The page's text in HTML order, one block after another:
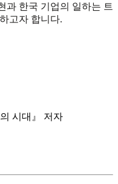
과 한국 기업의 일하는 트
고자 합니다.
시대』 저자